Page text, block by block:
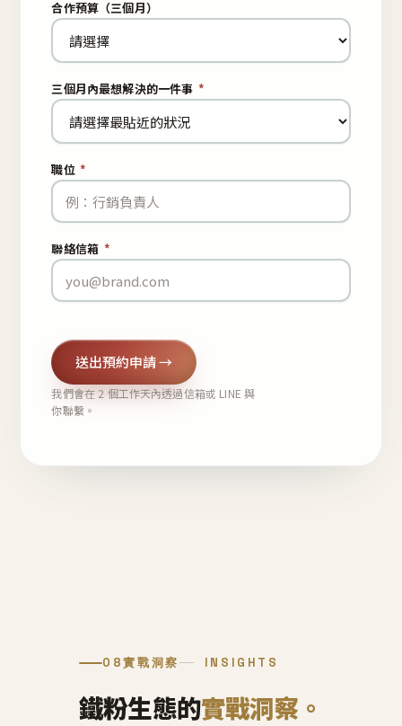
合作預算（三個月）
三個月內最想解決的一件事 *
職位 *
聯絡信箱 *
送出預約申請 →
我們會在 2 個工作天內透過信箱或 LINE 與
你聯繫。
08實戰洞察 INSIGHTS
鐵粉生態的實戰洞察。